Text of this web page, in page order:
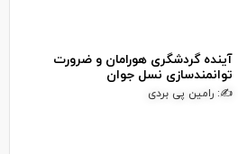
آینده گردشگری هورامان و ضرورت
توانمندسازی نسل جوان
✍: رامین پی بردی